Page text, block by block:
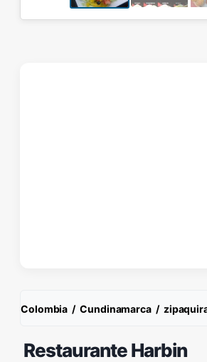
Colombia / Cundinamarca /
Restaurante Harbin